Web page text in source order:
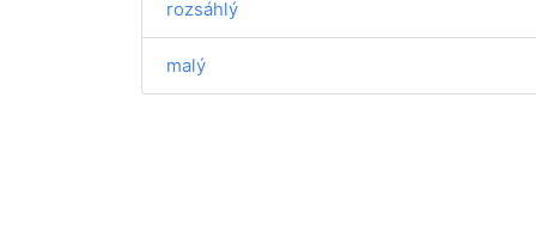
rozsáhlý
malý